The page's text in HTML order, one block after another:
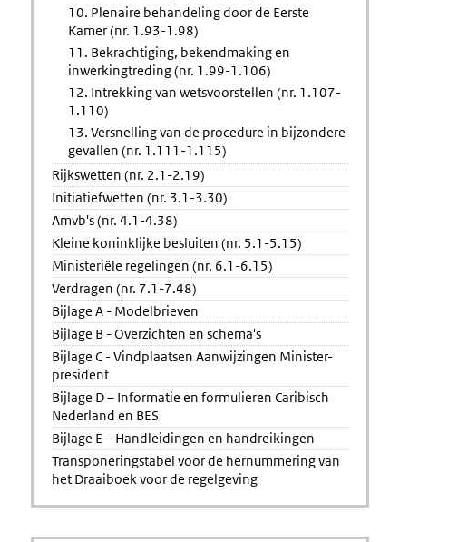
10. Plenaire behandeling door de Eerste
Kamer (nr. 1.93-1.98)
11. Bekrachtiging, bekendmaking en
inwerkingtreding (nr. 1.99-1.106)
12. Intrekking van wetsvoorstellen (nr. 1.107-
1.110)
13. Versnelling van de procedure in bijzondere
gevallen (nr. 1.111-1.115)
Rijkswetten (nr. 2.1-2.19)
Initiatiefwetten (nr. 3.1-3.30)
Amvb's (nr. 4.1-4.38)
Kleine koninklijke besluiten (nr. 5.1-5.15)
Ministeriële regelingen (nr. 6.1-6.15)
Verdragen (nr. 7.1-7.48)
Bijlage A - Modelbrieven
Bijlage B - Overzichten en schema's
Bijlage C - Vindplaatsen Aanwijzingen Minister-
president
Bijlage D – Informatie en formulieren Caribisch
Nederland en BES
Bijlage E – Handleidingen en handreikingen
Transponeringstabel voor de hernummering van
het Draaiboek voor de regelgeving